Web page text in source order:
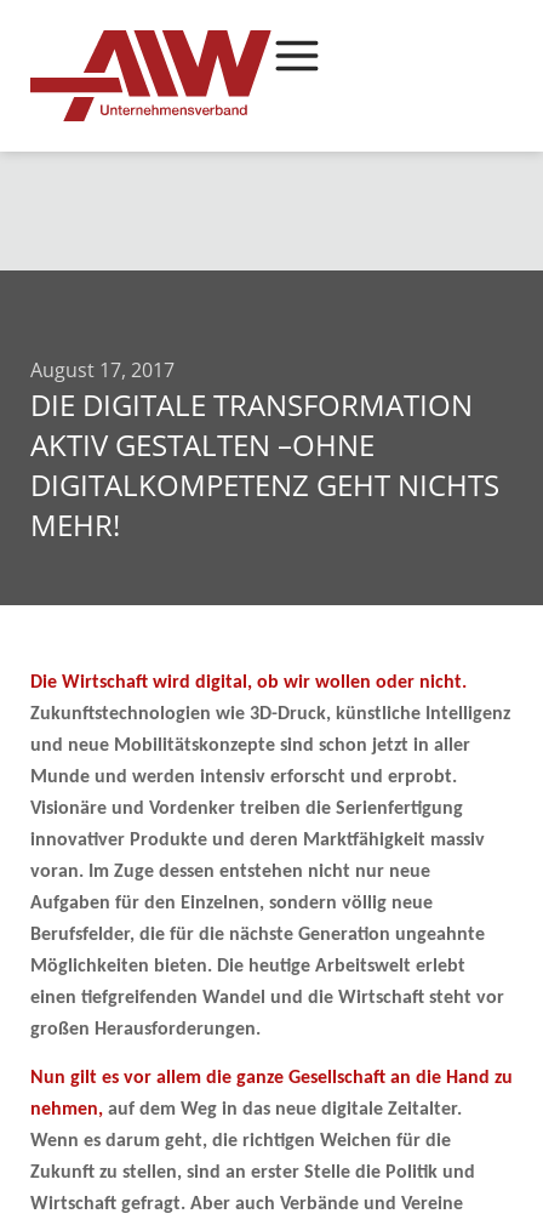
August 17, 2017
DIE DIGITALE TRANSFORMATION
AKTIV GESTALTEN –OHNE
DIGITALKOMPETENZ GEHT NICHTS
MEHR!
Die Wirtschaft wird digital, ob wir wollen oder nicht.
Zukunftstechnologien wie 3D-Druck, künstliche Intelligenz
und neue Mobilitätskonzepte sind schon jetzt in aller
Munde und werden intensiv erforscht und erprobt.
Visionäre und Vordenker treiben die Serienfertigung
innovativer Produkte und deren Marktfähigkeit massiv
voran. Im Zuge dessen entstehen nicht nur neue
Aufgaben für den Einzelnen, sondern völlig neue
Berufsfelder, die für die nächste Generation ungeahnte
Möglichkeiten bieten. Die heutige Arbeitswelt erlebt
einen tiefgreifenden Wandel und die Wirtschaft steht vor
großen Herausforderungen.
Nun gilt es vor allem die ganze Gesellschaft an die Hand zu
nehmen, auf dem Weg in das neue digitale Zeitalter.
Wenn es darum geht, die richtigen Weichen für die
Zukunft zu stellen, sind an erster Stelle die Politik und
Wirtschaft gefragt. Aber auch Verbände und Vereine